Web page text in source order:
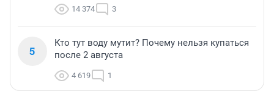
14 374 3
5
Кто тут воду мутит? Почему нельзя купаться
после 2 августа
4 619 1